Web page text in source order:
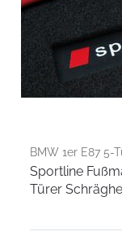
BMW 1er E87 5-
Sportline
Türer